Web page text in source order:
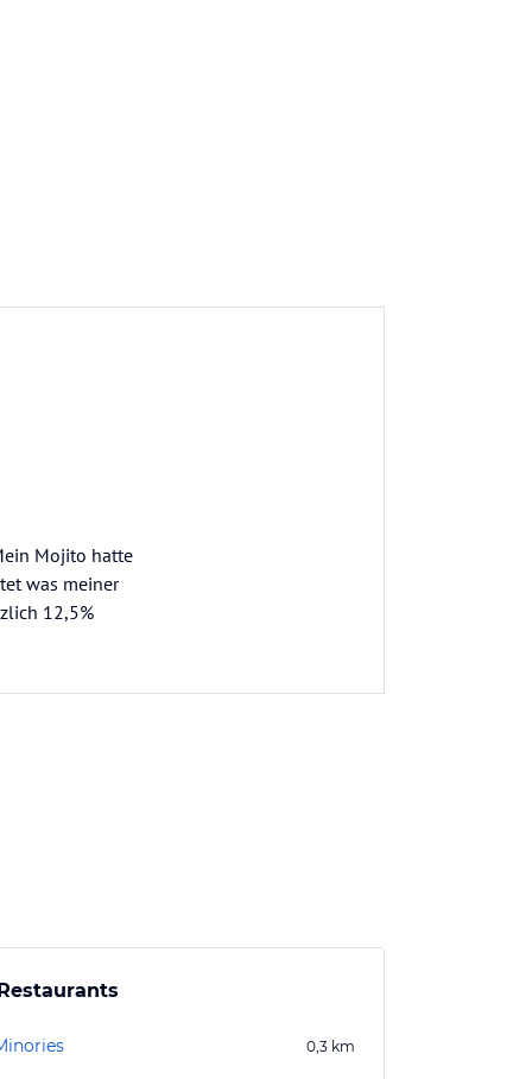
Mojito hatte
was meiner
12,5%
0,3 km